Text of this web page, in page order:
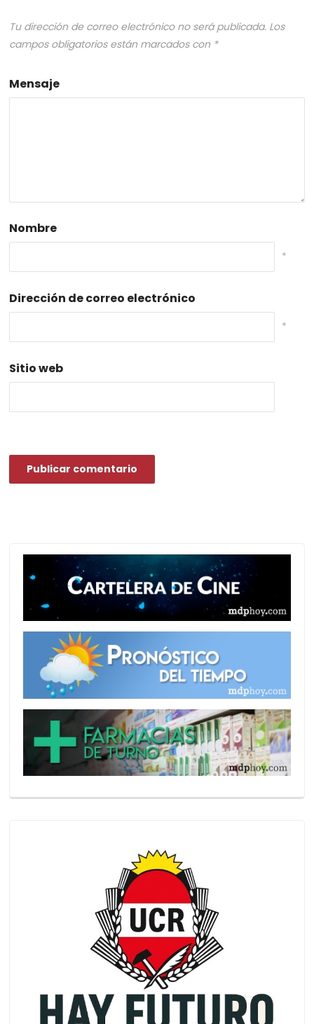
Tu dirección de correo electrónico no será publicada. Los
campos obligatorios están marcados con *
Mensaje
Nombre
*
Dirección de correo electrónico
*
Sitio web